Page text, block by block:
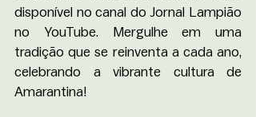
disponível no canal do Jornal Lampião
no YouTube. Mergulhe em uma
tradição que se reinventa a cada ano,
celebrando a vibrante cultura de
Amarantina!